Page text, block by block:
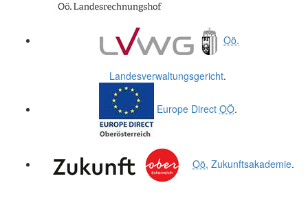
Oö.
Landesverwaltungsgericht.
Europe Direct OÖ.
Oö. Zukunftsakademie.